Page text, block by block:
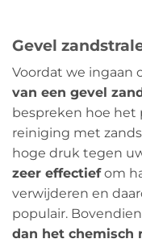
Gevel
Voordat we ingaan
van een gevel
bespreken hoe het
reiniging met
hoge druk tegen
zeer effectiefom
verwijderen en
populair.
dan het chemisch